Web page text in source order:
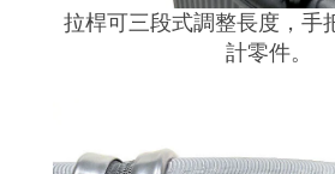
拉桿可三段式調整長度，手
計零件。